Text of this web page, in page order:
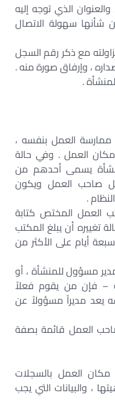
الذي توجه إليه
شأنها سهولة الاتصال
مع ذكر رقم السجل
، وإرفاق صورة منه .
العمل بنفسه ،
العمل . وفي حالة
يسمى أحدهم من
صاحب العمل ويكون
.
العمل المختص كتابة
تغييره أن يبلغ المكتب
أيام على الأكثر من
مسؤول للمنشأة ، أو
– فإن من يقوم فعلاً
يعد مديراً مسؤولاً عن
العمل قائمة بصفة
العمل بالسجلات
، والبيانات التي يجب